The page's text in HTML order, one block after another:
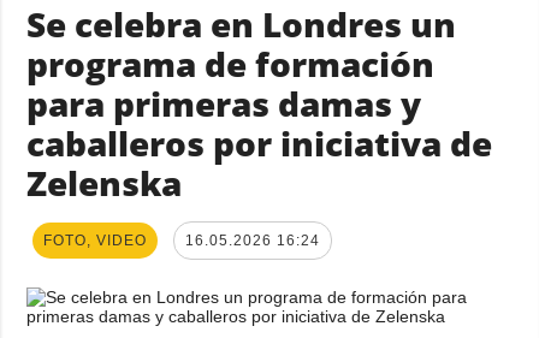
Se celebra en Londres un
programa de formación
para primeras damas y
caballeros por iniciativa de
Zelenska
FOTO, VIDEO 16.05.2026 16:24